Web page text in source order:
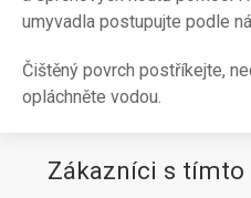
umyvadla postupujte podle
Čištěný povrch postříkejte,
opláchněte vodou.
Zákazníci s